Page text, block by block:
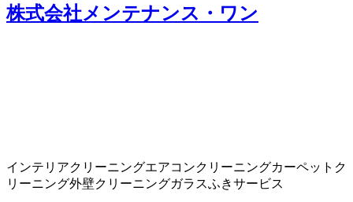
株式会社メンテナンス・ワン
インテリアクリーニングエアコンクリーニングカーペットク
リーニング外壁クリーニングガラスふきサービス